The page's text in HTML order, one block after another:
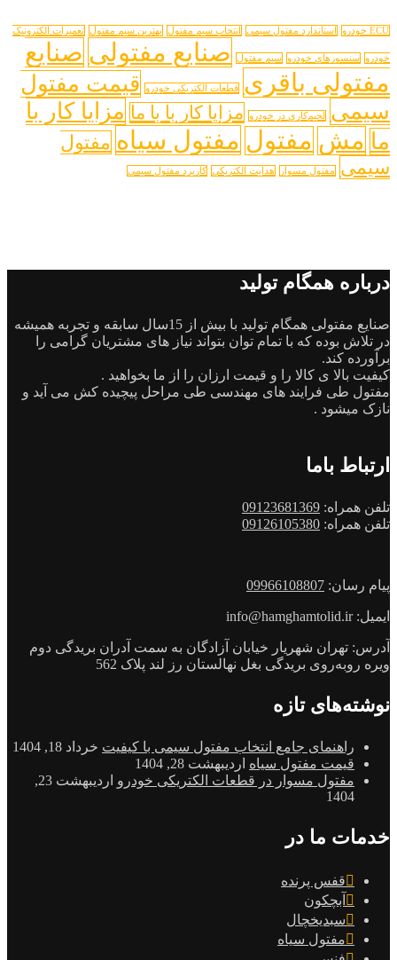
ECU خودرو استاندارد مفتول سیمی انتخاب سیم مفتول بهترین سیم مفتول تعمیرات الکترونیک
خودرو سنسورهای خودرو سیم مفتول صنایع مفتولی صنایع
مفتولی باقری
قطعات الکتریکی خودرو
قیمت مفتول
سیمی
لحیم‌کاری در خودرو مزایا کار با با ما مزایا کار با
ما مش مفتول مفتول سیاه مفتول
سیمی
مفتول مسوار هدایت الکتریکی کاریرد مفتول سیمی
درباره همگام تولید
صنایع مفتولی همگام تولید با بیش از 15سال سابقه و تجربه همیشه
در تلاش بوده که با تمام توان بتواند نیاز های مشتریان گرامی را
برآورده کند.
کیفیت بالا ی کالا را و قیمت ارزان را از ما بخواهید .
مفتول طی فرایند های مهندسی طی مراحل پیچیده کش می آید و
نازک میشود .
ارتباط باما
تلفن همراه: 09123681369
تلفن همراه: 09126105380
پیام رسان: 09966108807
ایمیل: info@hamghamtolid.ir
آدرس: تهران شهریار خیابان آزادگان به سمت آدران بریدگی دوم
ویره روبه‌روی بریدگی بغل نهالستان رز لند پلاک 562
نوشته‌های تازه
راهنمای جامع انتخاب مفتول سیمی با کیفیت خرداد 18, 1404
قیمت مفتول سیاه اردیبهشت 28, 1404
مفتول مسوار در قطعات الکتریکی خودرو
اردیبهشت 23,
1404
خدمات ما در
قفس پرنده
آبچکون
سبدیخچال
مفتول سیاه